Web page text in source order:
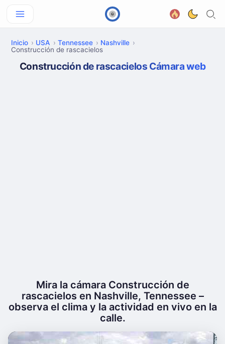
Inicio USA Tennessee
Nashville
Construcción de rascacielos
Construcción de rascacielos Cámara web
Mira la cámara Construcción de
rascacielos en Nashville, Tennessee –
observa el clima y la actividad en vivo en la
calle.